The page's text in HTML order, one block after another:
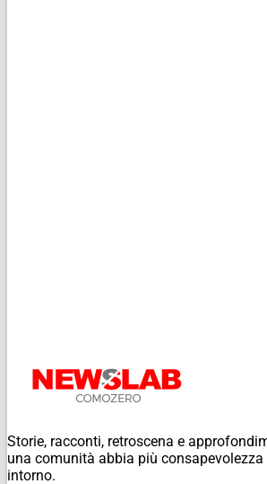
Storie, racconti, retroscena e
una comunità abbia più
intorno.